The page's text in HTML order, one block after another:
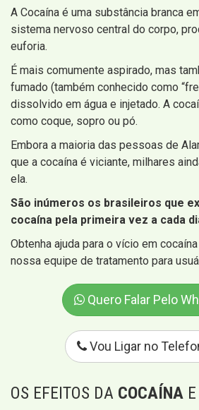
A Cocaína é uma substância branca
sistema nervoso central do corpo,
euforia.
É mais comumente aspirado, mas
fumado (também conhecido como
dissolvido em água e injetado. A
como coque, sopro ou pó.
Embora a maioria das pessoas de
que a cocaína é viciante, milhares
ela.
São inúmeros os brasileiros que
cocaína pela primeira vez a cada
Obtenha ajuda para o vício em
nossa equipe de tratamento para
Quero Falar Pelo
Vou Ligar no
OS EFEITOS DA COCAÍNA